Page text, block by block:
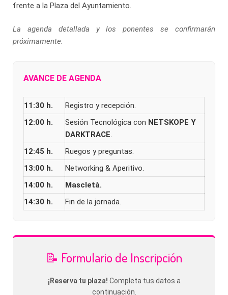
frente a la Plaza del Ayuntamiento.
La agenda detallada y los ponentes se confirmarán
próximamente.
AVANCE DE AGENDA
11:30 h.
Registro y recepción.
12:00 h.
Sesión Tecnológica con NETSKOPE Y
DARKTRACE.
12:45 h.
Ruegos y preguntas.
13:00 h.
Networking & Aperitivo.
14:00 h.
Mascletà.
14:30 h.
Fin de la jornada.
📝 Formulario de Inscripción
¡Reserva tu plaza! Completa tus datos a
continuación.